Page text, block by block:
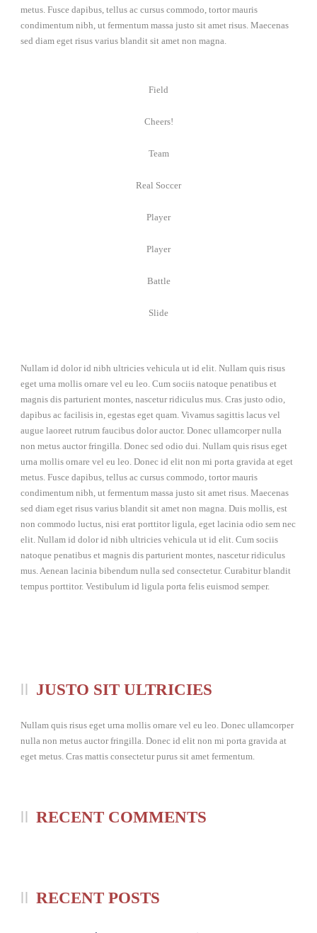
metus. Fusce dapibus, tellus ac cursus commodo, tortor mauris
condimentum nibh, ut fermentum massa justo sit amet risus. Maecenas
sed diam eget risus varius blandit sit amet non magna.
Field
Cheers!
Team
Real Soccer
Player
Player
Battle
Slide
Nullam id dolor id nibh ultricies vehicula ut id elit. Nullam quis risus
eget urna mollis ornare vel eu leo. Cum sociis natoque penatibus et
magnis dis parturient montes, nascetur ridiculus mus. Cras justo odio,
dapibus ac facilisis in, egestas eget quam. Vivamus sagittis lacus vel
augue laoreet rutrum faucibus dolor auctor. Donec ullamcorper nulla
non metus auctor fringilla. Donec sed odio dui. Nullam quis risus eget
urna mollis ornare vel eu leo. Donec id elit non mi porta gravida at eget
metus. Fusce dapibus, tellus ac cursus commodo, tortor mauris
condimentum nibh, ut fermentum massa justo sit amet risus. Maecenas
sed diam eget risus varius blandit sit amet non magna. Duis mollis, est
non commodo luctus, nisi erat porttitor ligula, eget lacinia odio sem nec
elit. Nullam id dolor id nibh ultricies vehicula ut id elit. Cum sociis
natoque penatibus et magnis dis parturient montes, nascetur ridiculus
mus. Aenean lacinia bibendum nulla sed consectetur. Curabitur blandit
tempus porttitor. Vestibulum id ligula porta felis euismod semper.
JUSTO SIT ULTRICIES
Nullam quis risus eget urna mollis ornare vel eu leo. Donec ullamcorper
nulla non metus auctor fringilla. Donec id elit non mi porta gravida at
eget metus. Cras mattis consectetur purus sit amet fermentum.
RECENT COMMENTS
RECENT POSTS